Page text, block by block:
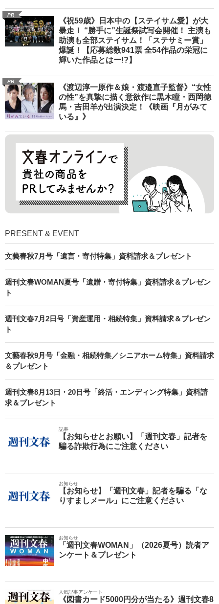
PR
《祝59歳》日本中の【ステイサム愛】が大
暴走！ “勝手に”生誕祭試写会開催！ 主演も
助演も全部ステイサム！「ステサミー賞」
爆誕！【応募総数941票 全54作品の栄冠に
輝いた作品とはー!?】
PR
《渡辺淳一原作＆娘・渡邉直子監督》“女性
の性”を真摯に描く意欲作に黒木瞳・西岡德
馬・吉田羊が出演決定！《映画『月がみて
いる』》
PRESENT & EVENT
文藝春秋7月号「遺言・寄付特集」資料請求＆プレゼント
週刊文春WOMAN夏号「遺贈・寄付特集」資料請求＆プレゼン
ト
週刊文春7月2日号「資産運用・相続特集」資料請求＆プレゼン
ト
文藝春秋9月号「金融・相続特集／シニアホーム特集」資料請求
＆プレゼント
週刊文春8月13日・20日号「終活・エンディング特集」資料請
求＆プレゼント
記事
【お知らせとお願い】「週刊文春」記者を
騙る詐欺行為にご注意ください
お知らせ
【お知らせ】「週刊文春」記者を騙る「な
りすましメール」にご注意ください
お知らせ
「週刊文春WOMAN」（2026夏号）読者ア
ンケート＆プレゼント
人気記事アンケート
《図書カード5000円分が当たる》週刊文春8